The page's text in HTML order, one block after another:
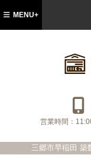
営業時間：
三郷市早稲田 築
MENU+